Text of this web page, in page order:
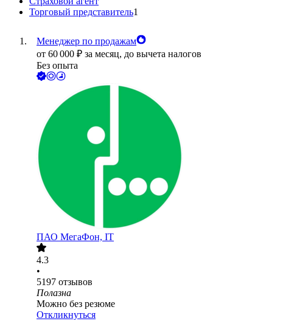
Торговый представитель1
Менеджер по продажам
от 60 000 ₽ за месяц, до вычета налогов
Без опыта
ПАО МегаФон, IT
4.3
•
5197 отзывов
Полазна
Можно без резюме
Откликнуться